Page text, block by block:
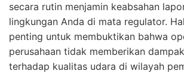
secara rutin menjamin keabsahan
lingkungan Anda di mata regulator.
penting untuk membuktikan bahwa
perusahaan tidak memberikan
terhadap kualitas udara di wilayah